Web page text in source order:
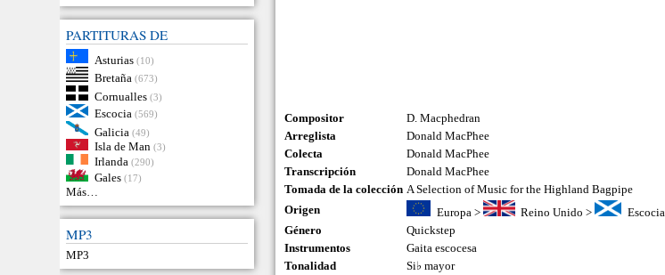
PARTITURAS DE
Asturias (10)
Bretaña (673)
Cornualles (3)
Escocia (569)
Galicia (49)
Isla de Man (3)
Irlanda (290)
Gales (17)
Más…
MP3
MP3
Compositor
D. Macphedran
Arreglista
Donald MacPhee
Colecta
Donald MacPhee
Transcripción
Donald MacPhee
Tomada de la colección A Selection of Music for the Highland Bagpipe
Origen
Europa > Reino Unido >
Escocia
Género
Quickstep
Instrumentos
Gaita escocesa
Tonalidad
Si♭ mayor